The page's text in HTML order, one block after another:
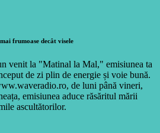
frumoase decât visele
venit la "Matinal la Mal," emisiunea ta
de zi plin de energie și voie bună.
de luni până vineri,
emisiunea aduce răsăritul mării
ascultătorilor.